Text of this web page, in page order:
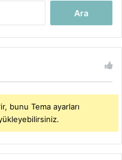
bunu Tema ayarları